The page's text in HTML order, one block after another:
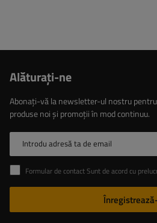
Alăturaţi-ne
Abonați-vă la newsletter-ul nostru
produse noi și promoții în mod continuu.
Introdu adresă ta de email
Formular de contact Sunt de acord cu prelucrarea datelor mele personale conținute în formularul de